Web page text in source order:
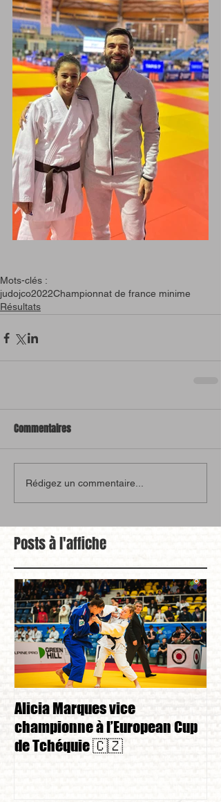
Mots-clés :
judojco2022Championnat de france minime
Résultats
Commentaires
Rédigez un commentaire...
Posts à l'affiche
Alicia Marques vice
championne à l’European Cup
de Tchéquie 🇨🇿